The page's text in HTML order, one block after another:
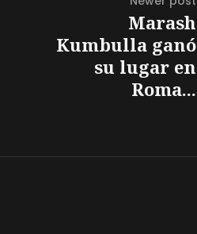
Marash
Kumbulla ganó
su lugar en
Roma...